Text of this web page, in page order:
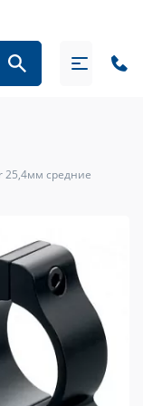
25,4мм средние